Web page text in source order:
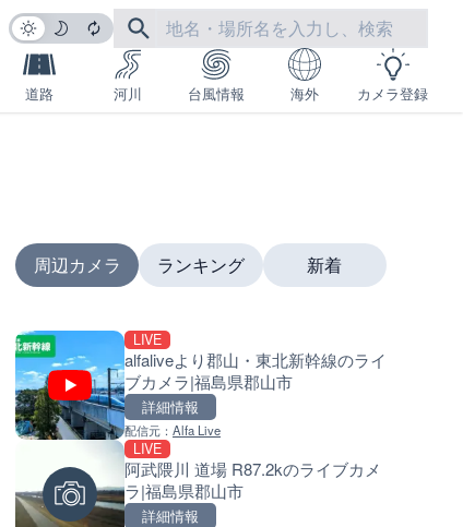
道路 河川 台風情報 海外 カメラ登録
周辺カメラ
LIVE
alfaliveより郡山・東北新幹線のライ
ブカメラ|福島県郡山市
詳細情報
配信元： Alfa Live
LIVE
阿武隈川 道場 R87.2kのライブカメ
ラ|福島県郡山市
詳細情報
ランキング
沖永良部島海岸のライブカメ
児島県和泊町
徳之島町亀津のライブカメラ|
島県徳之島町
新着
南出川水門付近のライブカメ
歌山県日高町
比井川水門付近から比井崎海
イブカメラ|和歌山県日高町